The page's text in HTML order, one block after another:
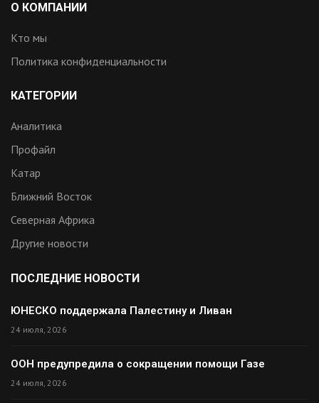
О КОМПАНИИ
Кто мы
Политика конфиденциальности
КАТЕГОРИИ
Аналитика
Профайл
Катар
Ближний Восток
Северная Африка
Другие новости
ПОСЛЕДНИЕ НОВОСТИ
ЮНЕСКО поддержала Палестину и Ливан
24 июля, 2026
ООН предупредила о сокращении помощи Газе
24 июля, 2026